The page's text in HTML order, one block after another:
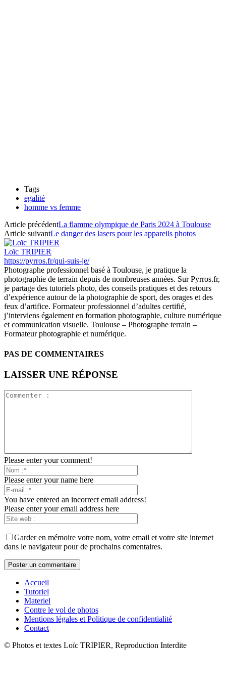
Tags
egalité
homme vs femme
Article précédentLa flamme olympique de Paris 2024 à Toulouse
Article suivantLe danger des lasers pour les appareils photos
Loïc TRIPIER
https://pyrros.fr/qui-suis-je/
Photographe professionnel basé à Toulouse, je pratique la
photographie de terrain depuis de nombreuses années. Sur Pyrros.fr,
je partage des tutoriels photo, des conseils pratiques et des retours
d’expérience autour de la photographie de sport, des orages et des
feux d’artifice. Formateur professionnel d’adultes certifié,
j’interviens également en formation photographie, culture numérique
et communication visuelle. Toulouse – Photographe terrain –
Formateur photographie et numérique.
PAS DE COMMENTAIRES
LAISSER UNE RÉPONSE
Please enter your comment!
Please enter your name here
You have entered an incorrect email address!
Please enter your email address here
Garder en mémoire votre nom, votre email et votre site internet
dans le navigateur pour de prochains comentaires.
Accueil
Tutoriel
Materiel
Contre le vol de photos
Mentions légales et Politique de confidentialité
Contact
© Photos et textes Loïc TRIPIER, Reproduction Interdite